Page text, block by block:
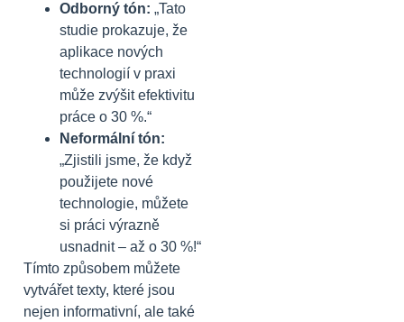
Odborný tón: „Tato
studie prokazuje, že
aplikace nových
technologií v praxi
může zvýšit efektivitu
práce o 30 %.“
Neformální tón:
„Zjistili jsme, že když
použijete nové
technologie, můžete
si práci výrazně
usnadnit – až o 30 %!“
Tímto způsobem můžete
vytvářet texty, které jsou
nejen informativní, ale také